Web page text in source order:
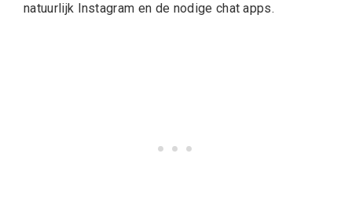
natuurlijk Instagram en de nodige chat apps.